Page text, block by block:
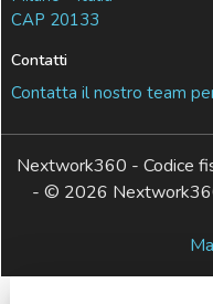
CAP 20133
Contatti
Contatta il nostro team
Nextwork360 - Codice
- © 2026